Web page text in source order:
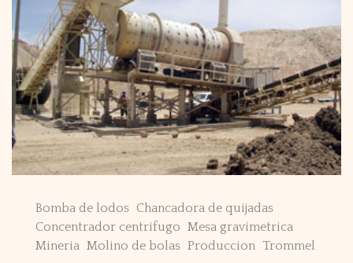
Bomba de lodos Chancadora de quijadas
Concentrador centrifugo Mesa gravimetrica
Mineria Molino de bolas Produccion Trommel